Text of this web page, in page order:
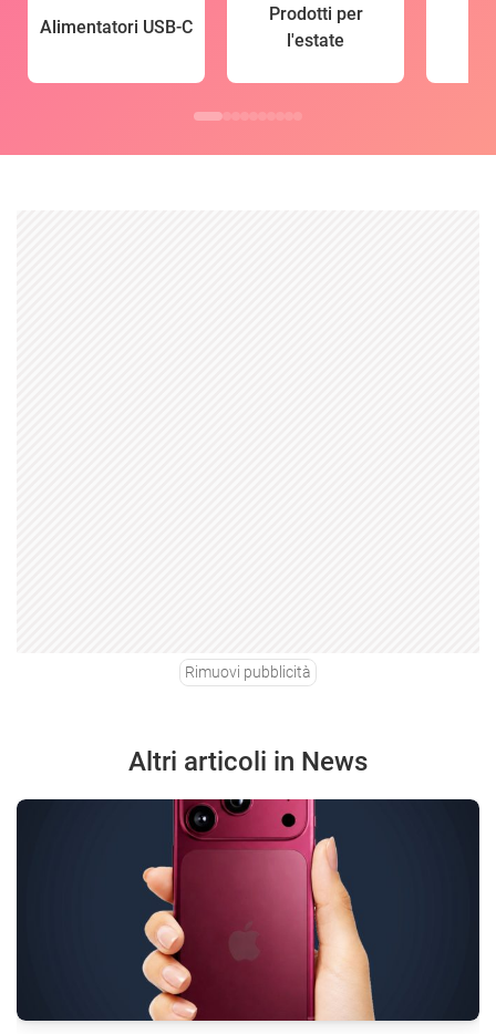
Alimentatori USB-C
Prodotti per
l'estate
Rimuovi pubblicità
Altri articoli in News